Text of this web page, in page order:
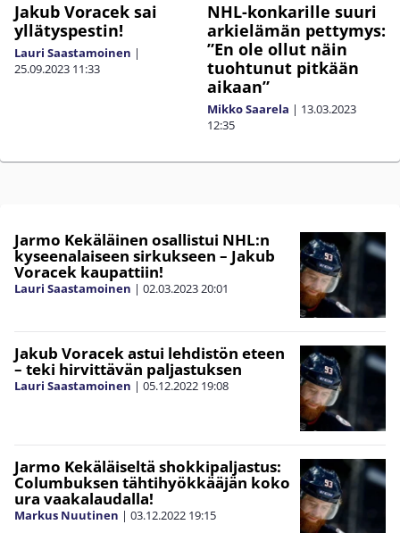
Jakub Voracek sai
yllätyspestin!
Lauri Saastamoinen |
25.09.2023 11:33
NHL-konkarille suuri
arkielämän pettymys:
”En ole ollut näin
tuohtunut pitkään
aikaan”
Mikko Saarela | 13.03.2023
12:35
Jarmo Kekäläinen osallistui NHL:n
kyseenalaiseen sirkukseen – Jakub
Voracek kaupattiin!
Lauri Saastamoinen | 02.03.202320:01
Jakub Voracek astui lehdistön eteen
– teki hirvittävän paljastuksen
Lauri Saastamoinen | 05.12.2022 19:08
Jarmo Kekäläiseltä shokkipaljastus:
Columbuksen tähtihyökkääjän koko
ura vaakalaudalla!
Markus Nuutinen | 03.12.2022 19:15